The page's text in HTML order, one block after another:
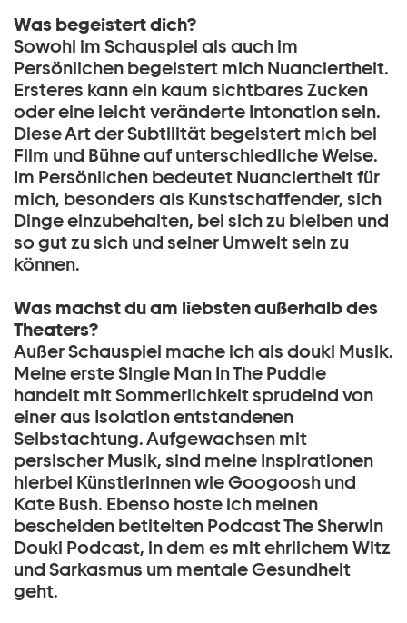
Was begeistert dich?
Sowohl im Schauspiel als auch im
Persönlichen begeistert mich Nuanciertheit.
Ersteres kann ein kaum sichtbares Zucken
oder eine leicht veränderte Intonation sein.
Diese Art der Subtilität begeistert mich bei
Film und Bühne auf unterschiedliche Weise.
Im Persönlichen bedeutet Nuanciertheit für
mich, besonders als Kunstschaffender, sich
Dinge einzubehalten, bei sich zu bleiben und
so gut zu sich und seiner Umwelt sein zu
können.
Was machst du am liebsten außerhalb des
Theaters?
Außer Schauspiel mache ich als douki Musik.
Meine erste Single Man In The Puddle
handelt mit Sommerlichkeit sprudelnd von
einer aus Isolation entstandenen
Selbstachtung. Aufgewachsen mit
persischer Musik, sind meine Inspirationen
hierbei Künstlerinnen wie Googoosh und
Kate Bush. Ebenso hoste ich meinen
bescheiden betitelten Podcast The Sherwin
Douki Podcast, in dem es mit ehrlichem Witz
und Sarkasmus um mentale Gesundheit
geht.